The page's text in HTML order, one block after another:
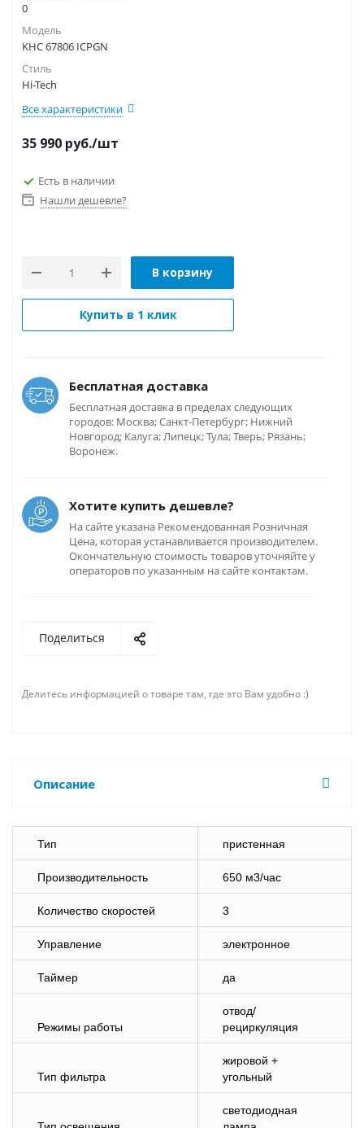
0
Модель
KHC 67806 ICPGN
Стиль
Hi-Tech
Все характеристики
35 990 руб./шт
Есть в наличии
Нашли дешевле?
В корзину
Купить в 1 клик
Бесплатная доставка
Бесплатная доставка в пределах следующих
городов: Москва; Санкт-Петербург; Нижний
Новгород; Калуга; Липецк; Тула; Тверь; Рязань;
Воронеж.
Хотите купить дешевле?
На сайте указана Рекомендованная Розничная
Цена, которая устанавливается производителем.
Окончательную стоимость товаров уточняйте у
операторов по указанным на сайте контактам.
Поделиться
Делитесь информацией о товаре там, где это Вам удобно :)
Описание
Тип пристенная
Производительность 650 м3/час
Количество скоростей 3
Управление электронное
Таймер да
Режимы работы
отвод/
рециркуляция
Тип фильтра
жировой +
угольный
светодиодная